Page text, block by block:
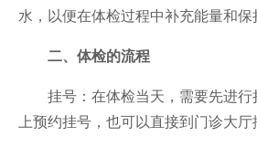
水，以便在体检过程中补充能量和保
二、体检的流程
挂号：在体检当天，需要先进行
上预约挂号，也可以直接到门诊大厅